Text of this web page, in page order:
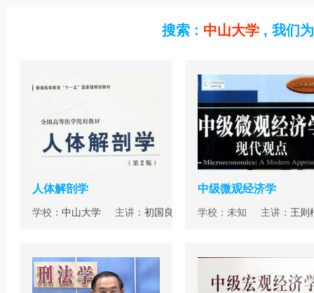
搜索 : 中山大学 , 我们
人体解剖学
学校： 中山大学 主讲： 初国良
中级微观经济学
学校：未知 主讲： 王则